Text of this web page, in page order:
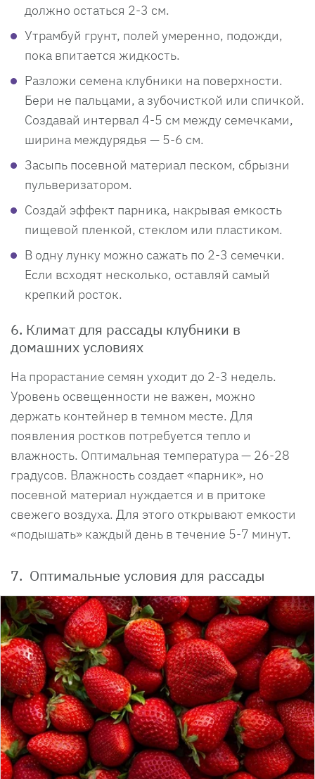
должно остаться 2-3 см.
Утрамбуй грунт, полей умеренно, подожди,
пока впитается жидкость.
Разложи семена клубники на поверхности.
Бери не пальцами, а зубочисткой или спичкой.
Создавай интервал 4-5 см между семечками,
ширина междурядья — 5-6 см.
Засыпь посевной материал песком, сбрызни
пульверизатором.
Создай эффект парника, накрывая емкость
пищевой пленкой, стеклом или пластиком.
В одну лунку можно сажать по 2-3 семечки.
Если всходят несколько, оставляй самый
крепкий росток.
6. Климат для рассады клубники в
домашних условиях
На прорастание семян уходит до 2-3 недель.
Уровень освещенности не важен, можно
держать контейнер в темном месте. Для
появления ростков потребуется тепло и
влажность. Оптимальная температура — 26-28
градусов. Влажность создает «парник», но
посевной материал нуждается и в притоке
свежего воздуха. Для этого открывают емкости
«подышать» каждый день в течение 5-7 минут.
7. Оптимальные условия для рассады